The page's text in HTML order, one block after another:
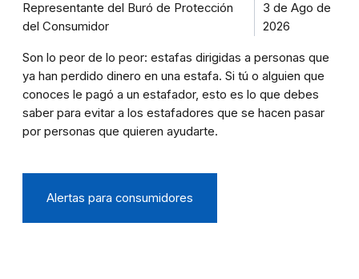
Representante del Buró de Protección
del Consumidor
3 de Ago de
2026
Son lo peor de lo peor: estafas dirigidas a personas que
ya han perdido dinero en una estafa. Si tú o alguien que
conoces le pagó a un estafador, esto es lo que debes
saber para evitar a los estafadores que se hacen pasar
por personas que quieren ayudarte.
Alertas para consumidores